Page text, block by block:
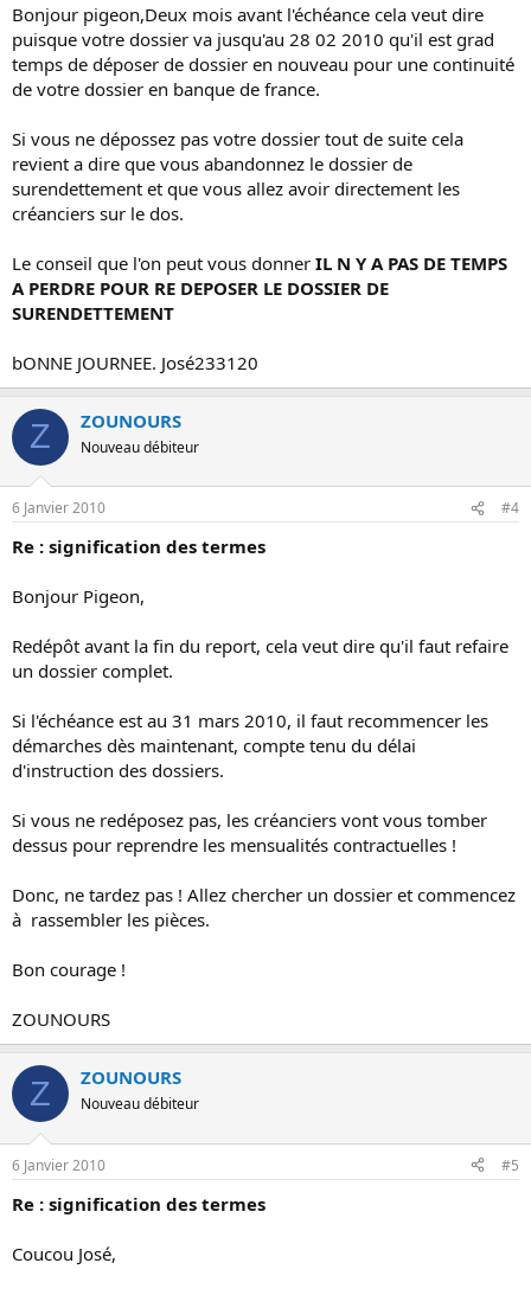
Bonjour pigeon,Deux mois avant l'échéance cela veut dire
puisque votre dossier va jusqu'au 28 02 2010 qu'il est grad
temps de déposer de dossier en nouveau pour une continuité
de votre dossier en banque de france.
Si vous ne dépossez pas votre dossier tout de suite cela
revient a dire que vous abandonnez le dossier de
surendettement et que vous allez avoir directement les
créanciers sur le dos.
Le conseil que l'on peut vous donner IL N Y A PAS DE TEMPS
A PERDRE POUR RE DEPOSER LE DOSSIER DE
SURENDETTEMENT
bONNE JOURNEE. José233120
Z ZOUNOURS
Nouveau débiteur
6 Janvier 2010 #4
Re : signification des termes
Bonjour Pigeon,
Redépôt avant la fin du report, cela veut dire qu'il faut refaire
un dossier complet.
Si l'échéance est au 31 mars 2010, il faut recommencer les
démarches dès maintenant, compte tenu du délai
d'instruction des dossiers.
Si vous ne redéposez pas, les créanciers vont vous tomber
dessus pour reprendre les mensualités contractuelles !
Donc, ne tardez pas ! Allez chercher un dossier et commencez
à rassembler les pièces.
Bon courage !
ZOUNOURS
Z ZOUNOURS
Nouveau débiteur
6 Janvier 2010 #5
Re : signification des termes
Coucou José,